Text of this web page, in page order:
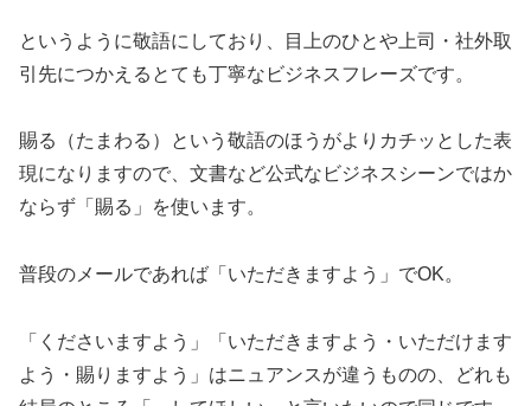
というように敬語にしており、目上のひとや上司・社外取
引先につかえるとても丁寧なビジネスフレーズです。
賜る（たまわる）という敬語のほうがよりカチッとした表
現になりますので、文書など公式なビジネスシーンではか
ならず「賜る」を使います。
普段のメールであれば「いただきますよう」でOK。
「くださいますよう」「いただきますよう・いただけます
よう・賜りますよう」はニュアンスが違うものの、どれも